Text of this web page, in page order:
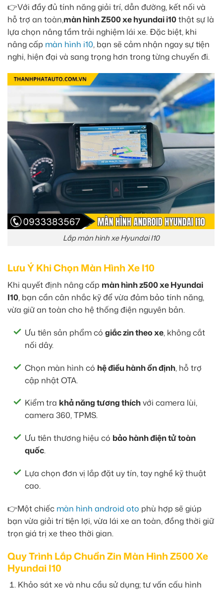
👉Với đầy đủ tính năng giải trí, dẫn đường, kết nối và
hỗ trợ an toàn,màn hình Z500 xe hyundai i10thật sự là
lựa chọn nâng tầm trải nghiệm lái xe. Đặc biệt, khi
nâng cấp màn hình i10, bạn sẽ cảm nhận ngay sự tiện
nghi, hiện đại và sang trọng hơn trong từng chuyến đi.
Lắp màn hình xe Hyundai I10
Lưu Ý Khi Chọn Màn Hình Xe I10
Khi quyết định nâng cấp màn hình z500 xe Hyundai
I10, bạn cần cân nhắc kỹ để vừa đảm bảo tính năng,
vừa giữ an toàn cho hệ thống điện nguyên bản.
Ưu tiên sản phẩm có giắc zin theo xe, không cắt
nối dây.
Chọn màn hình có hệ điều hành ổn định, hỗ trợ
cập nhật OTA.
Kiểm tra khả năng tương thíchvới camera lùi,
camera 360, TPMS.
Ưu tiên thương hiệu có bảo hành điện tử toàn
quốc.
Lựa chọn đơn vị lắp đặt uy tín, tay nghề kỹ thuật
cao.
👉Một chiếc màn hình android oto phù hợp sẽ giúp
bạn vừa giải trí tiện lợi, vừa lái xe an toàn, đồng thời giữ
trọn giá trị xe theo thời gian.
Quy Trình Lắp Chuẩn Zin Màn Hình Z500 Xe
Hyundai I10
Khảo sát xe và nhu cầu sử dụng; tư vấn cấu hình